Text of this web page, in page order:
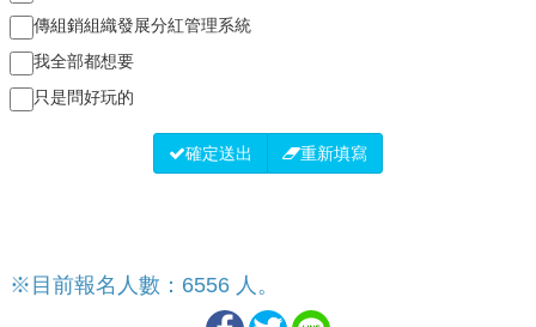
傳組銷組織發展分紅管理系統
我全部都想要
只是問好玩的
確定送出 重新填寫
※目前報名人數：6556 人。